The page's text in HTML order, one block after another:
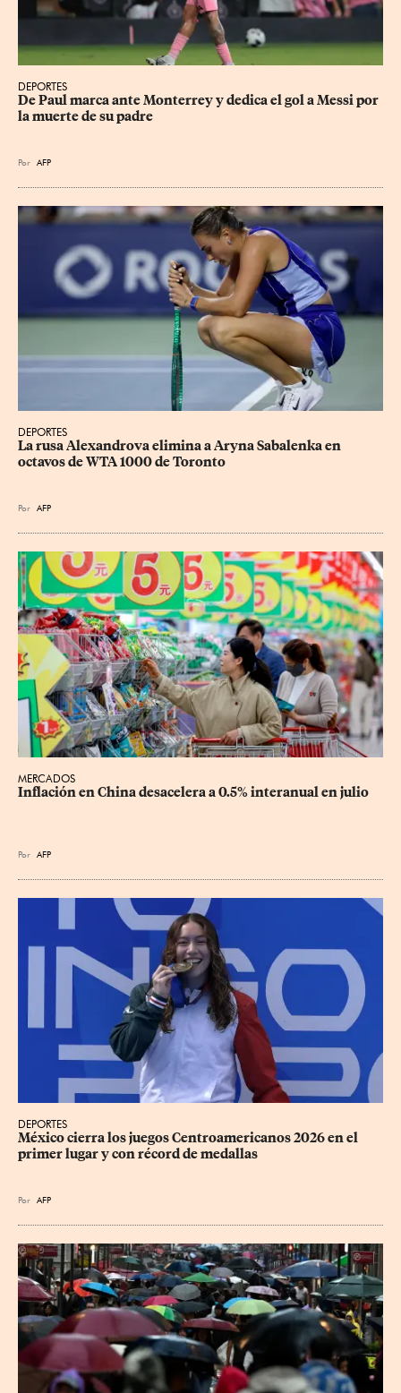
DEPORTES
De Paul marca ante Monterrey y dedica el gol a Messi por
la muerte de su padre
Por AFP
DEPORTES
La rusa Alexandrova elimina a Aryna Sabalenka en
octavos de WTA 1000 de Toronto
Por AFP
MERCADOS
Inflación en China desacelera a 0.5% interanual en julio
Por AFP
DEPORTES
México cierra los juegos Centroamericanos 2026 en el
primer lugar y con récord de medallas
Por AFP